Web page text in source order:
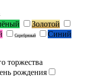
Золотой
Серебряный Синий
торжества
рождения